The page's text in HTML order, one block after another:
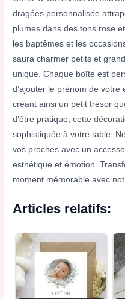
dragées personnalisée
plumes dans des tons rose
les baptêmes et les
saura charmer petits et
unique. Chaque boîte est
d’ajouter le prénom de
créant ainsi un petit trésor
d’être pratique, cette
sophistiquée à votre table.
vos proches avec un
esthétique et émotion.
moment mémorable avec
Articles relatifs: